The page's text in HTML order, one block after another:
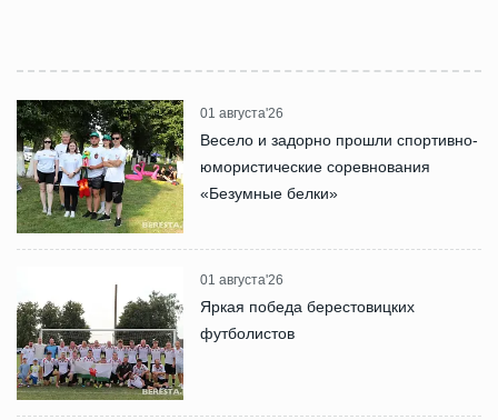
01 августа'26
Весело и задорно прошли спортивно-
юмористические соревнования
«Безумные белки»
01 августа'26
Яркая победа берестовицких
футболистов